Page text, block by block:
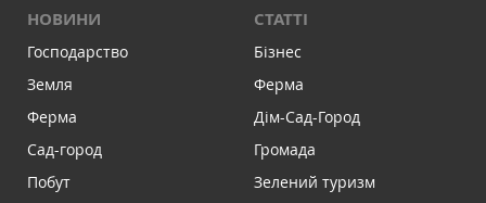
НОВИНИ
Господарство
Земля
Ферма
Сад-город
Побут
СТАТТІ
Бізнес
Ферма
Дім-Сад-Город
Громада
Зелений туризм